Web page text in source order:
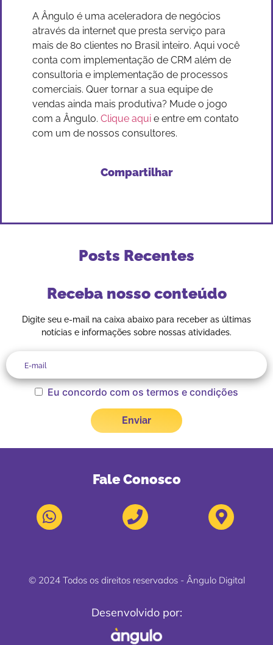
A Ângulo é uma aceleradora de negócios
através da internet que presta serviço para
mais de 80 clientes no Brasil inteiro. Aqui você
conta com implementação de CRM além de
consultoria e implementação de processos
comerciais. Quer tornar a sua equipe de
vendas ainda mais produtiva? Mude o jogo
com a Ângulo. Clique aqui e entre em contato
com um de nossos consultores.
Compartilhar
Posts Recentes
Receba nosso conteúdo
Digite seu e-mail na caixa abaixo para receber as últimas
notícias e informações sobre nossas atividades.
Eu concordo com os termos e condições
Fale Conosco
© 2024 Todos os direitos reservados - Ângulo Digital
Desenvolvido por: